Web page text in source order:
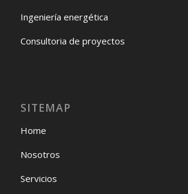
Ingeniería energética
Consultoria de proyectos
SITEMAP
Home
Nosotros
Servicios